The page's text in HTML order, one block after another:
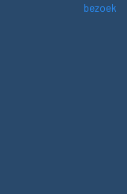
bezoek